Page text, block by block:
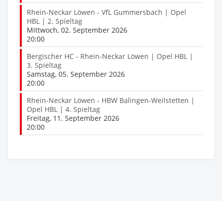
Rhein-Neckar Löwen - VfL Gummersbach | Opel
HBL | 2. Spieltag
Mittwoch, 02. September 2026
20:00
Bergischer HC - Rhein-Neckar Löwen | Opel HBL |
3. Spieltag
Samstag, 05. September 2026
20:00
Rhein-Neckar Löwen - HBW Balingen-Weilstetten |
Opel HBL | 4. Spieltag
Freitag, 11. September 2026
20:00